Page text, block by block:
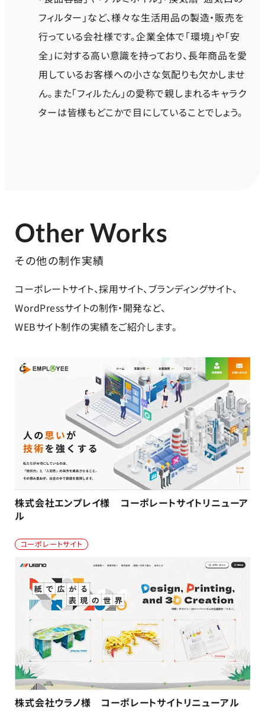
フィルター」など、様々な生活用品の製造・販売を
行っている会社様です。企業全体で「環境」や「安
全」に対する高い意識を持っており、長年商品を愛
用しているお客様への小さな気配りも欠かしませ
ん。また「フィルたん」の愛称で親しまれるキャラク
ターは皆様もどこかで目にしていることでしょう。
Other Works
その他の制作実績
コーポレートサイト、採用サイト、ブランディングサイト、
WordPressサイトの制作・開発など、
WEBサイト制作の実績をご紹介します。
株式会社エンプレイ様 コーポレートサイトリニューア
ル
コーポレートサイト
株式会社ウラノ様 コーポレートサイトリニューアル